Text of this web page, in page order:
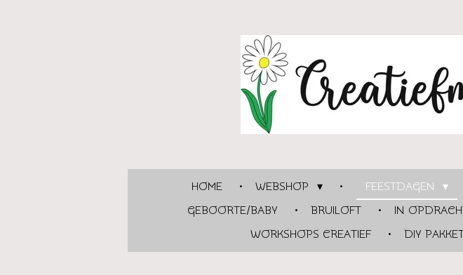
HOME WEBSHOP FEESTDAGEN
GEBOORTE/BABY
BRUILOFT IN
WORKSHOPS CREATIEF
DIY